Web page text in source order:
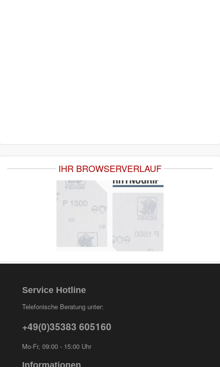
IHR BROWSERVERLAUF
Service Hotline
Telefonische Beratung unter:
+49(0)35383 605160
Mo-Fr, 09:00 - 15:00 Uhr
Informationen